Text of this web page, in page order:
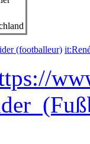
(footballeur)